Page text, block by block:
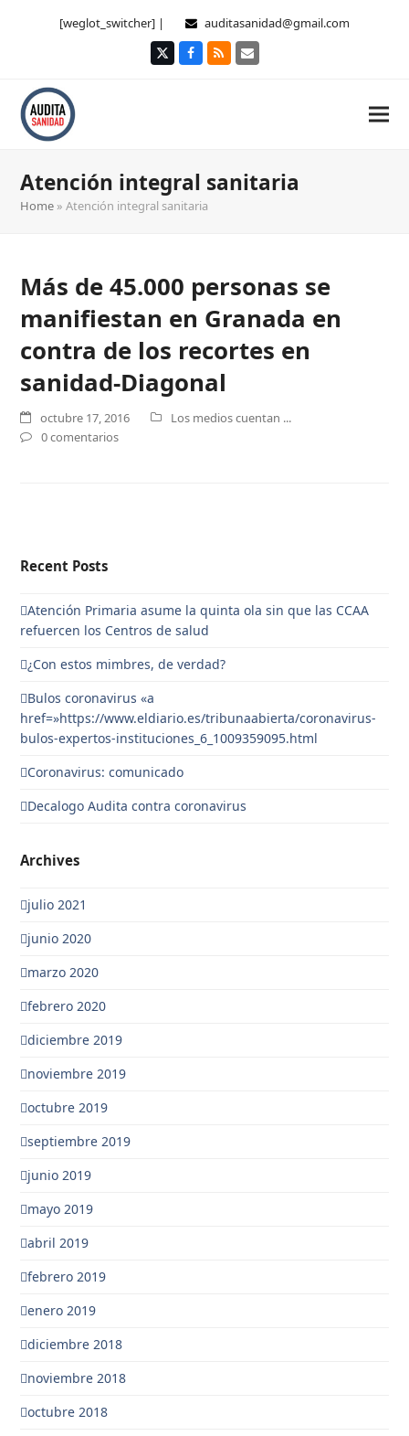
[weglot_switcher] | auditasanidad@gmail.com
TwitterFacebook
RSS Correo
Atención integral sanitaria
Home »Atención integral sanitaria
Más de 45.000 personas se
manifiestan en Granada en
contra de los recortes en
sanidad-Diagonal
octubre 17, 2016
Los medios cuentan ...
0 comentarios
Recent Posts
Atención Primaria asume la quinta ola sin que las CCAA
refuercen los Centros de salud
¿Con estos mimbres, de verdad?
Bulos coronavirus «a
href=»https://www.eldiario.es/tribunaabierta/coronavirus-
bulos-expertos-instituciones_6_1009359095.html
Coronavirus: comunicado
Decalogo Audita contra coronavirus
Archives
julio 2021
junio 2020
marzo 2020
febrero 2020
diciembre 2019
noviembre 2019
octubre 2019
septiembre 2019
junio 2019
mayo 2019
abril 2019
febrero 2019
enero 2019
diciembre 2018
noviembre 2018
octubre 2018